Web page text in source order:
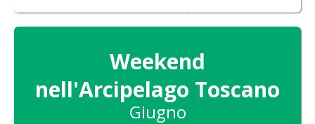
Weekend
nell'Arcipelago Toscano
Giugno